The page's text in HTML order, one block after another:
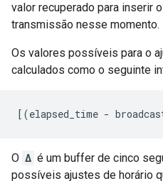
valor recuperado para inserir
transmissão nesse momento.
Os valores possíveis para o
calculados como o seguinte
[(elapsed_time -
O Δ é um buffer de cinco
possíveis ajustes de horário